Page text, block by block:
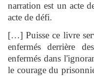
narration est un acte
acte de défi.
[…] Puisse ce livre
enfermés derrière
enfermés dans
le courage du